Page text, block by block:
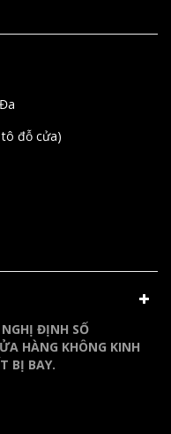
tô đỗ cửa)
ĐỊNH SỐ
HÀNG KHÔNG KINH
BỊ BAY.